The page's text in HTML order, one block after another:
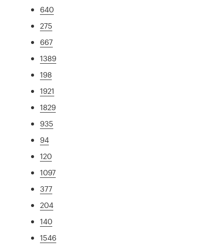
640
275
667
1389
198
1921
1829
935
94
120
1097
377
204
140
1546